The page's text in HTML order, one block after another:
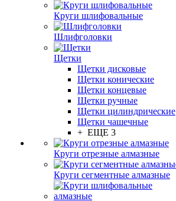
Круги шлифовальные
Шлифголовки
Щетки
Щетки дисковые
Щетки конические
Щетки концевые
Щетки ручные
Щетки цилиндрические
Щетки чашечные
+ ЕЩЕ 3
Круги отрезные алмазные
Круги сегментные алмазные